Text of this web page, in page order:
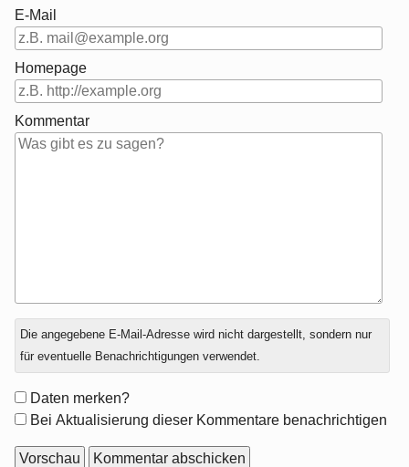
E-Mail
Homepage
Kommentar
Antwort
zu
Die angegebene E-Mail-Adresse wird nicht dargestellt, sondern nur
für eventuelle Benachrichtigungen verwendet.
Formular-
Optionen
Daten merken?
Bei Aktualisierung dieser Kommentare benachrichtigen